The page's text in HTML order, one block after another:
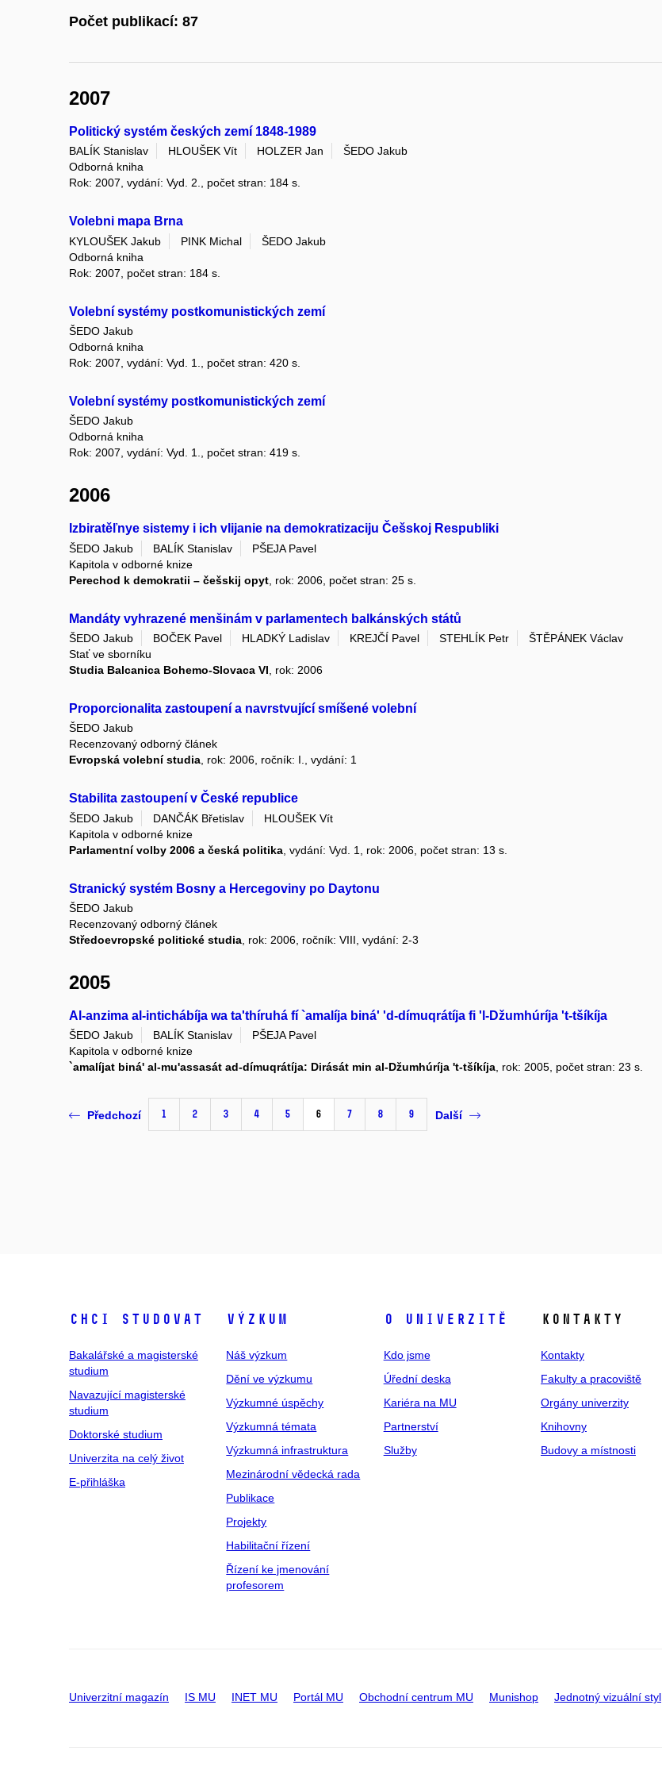
Počet publikací: 87
2007
Politický systém českých zemí 1848-1989
BALÍK Stanislav HLOUŠEK Vít HOLZER Jan
ŠEDO Jakub
Odborná kniha
Rok: 2007, vydání: Vyd. 2., počet stran: 184 s.
Volebni mapa Brna
KYLOUŠEK Jakub PINK Michal
ŠEDO Jakub
Odborná kniha
Rok: 2007, počet stran: 184 s.
Volební systémy postkomunistických zemí
ŠEDO Jakub
Odborná kniha
Rok: 2007, vydání: Vyd. 1., počet stran: 420 s.
Volební systémy postkomunistických zemí
ŠEDO Jakub
Odborná kniha
Rok: 2007, vydání: Vyd. 1., počet stran: 419 s.
2006
Izbiratěľnye sistemy i ich vlijanie na demokratizaciju Češskoj Respubliki
ŠEDO Jakub BALÍK Stanislav
PŠEJA Pavel
Kapitola v odborné knize
Perechod k demokratii – češskij opyt , rok: 2006, počet stran: 25 s.
Mandáty vyhrazené menšinám v parlamentech balkánských států
ŠEDO Jakub BOČEK Pavel HLADKÝ Ladislav KREJČÍ Pavel STEHLÍK Petr
ŠTĚPÁNEK Václav
Stať ve sborníku
Studia Balcanica Bohemo-Slovaca VI , rok: 2006
Proporcionalita zastoupení a navrstvující smíšené volební
ŠEDO Jakub
Recenzovaný odborný článek
Evropská volební studia, rok: 2006, ročník: I., vydání: 1
Stabilita zastoupení v České republice
ŠEDO Jakub DANČÁK Břetislav
HLOUŠEK Vít
Kapitola v odborné knize
Parlamentní volby 2006 a česká politika , vydání: Vyd. 1, rok: 2006, počet stran: 13 s.
Stranický systém Bosny a Hercegoviny po Daytonu
ŠEDO Jakub
Recenzovaný odborný článek
Středoevropské politické studia , rok: 2006, ročník: VIII, vydání: 2-3
2005
Al-anzima al-intichábíja wa ta'thíruhá fí `amalíja biná' 'd-dímuqrátíja fi 'l-Džumhúríja 't-tšíkíja
ŠEDO Jakub BALÍK Stanislav
PŠEJA Pavel
Kapitola v odborné knize
`amalíjat biná' al-mu'assasát ad-dímuqrátíja: Dirását min al-Džumhúríja 't-tšíkíja, rok: 2005, počet stran: 23 s.
Předchozí 1 2 3 4 5 6 7 8 9 Další
Chci studovat
Bakalářské a magisterské
studium
Navazující magisterské
studium
Doktorské studium
Univerzita na celý život
E-přihláška
Výzkum
Náš výzkum
Dění ve výzkumu
Výzkumné úspěchy
Výzkumná témata
Výzkumná infrastruktura
Mezinárodní vědecká rada
Publikace
Projekty
Habilitační řízení
Řízení ke jmenování
profesorem
O univerzitě
Kdo jsme
Úřední deska
Kariéra na MU
Partnerství
Služby
Kontakty
Kontakty
Fakulty a pracoviště
Orgány univerzity
Knihovny
Budovy a místnosti
Univerzitní magazín IS MU INET MU Portál MU Obchodní centrum MU Munishop Jednotný vizuální styl